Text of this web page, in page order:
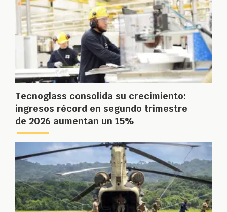
Tecnoglass consolida su crecimiento:
ingresos récord en segundo trimestre
de 2026 aumentan un 15%